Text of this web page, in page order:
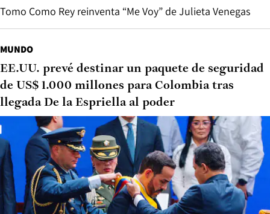
Tomo Como Rey reinventa “Me Voy” de Julieta Venegas
MUNDO
EE.UU. prevé destinar un paquete de seguridad
de US$ 1.000 millones para Colombia tras
llegada De la Espriella al poder